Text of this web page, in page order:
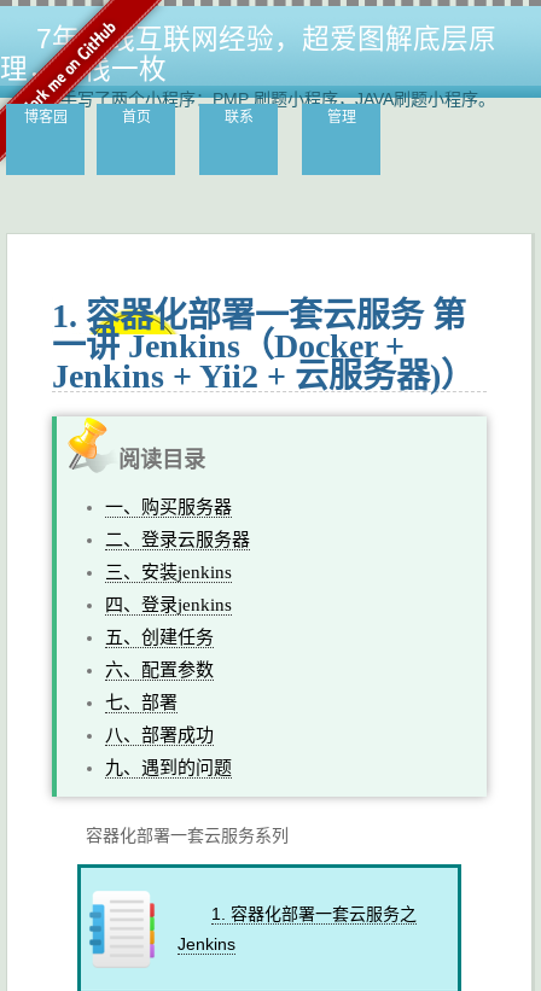
7年一线互联网经验，超爱图解底层原
理，全栈一枚
手写了两个小程序：PMP 刷题小程序，JAVA刷题小程序。
博客园 首页 联系 管理
1. 容器化部署一套云服务 第
一讲 Jenkins（Docker +
Jenkins + Yii2 + 云服务器)）
阅读目录
一、购买服务器
二、登录云服务器
三、安装jenkins
四、登录jenkins
五、创建任务
六、配置参数
七、部署
八、部署成功
九、遇到的问题
容器化部署一套云服务系列
1. 容器化部署一套云服务之
Jenkins